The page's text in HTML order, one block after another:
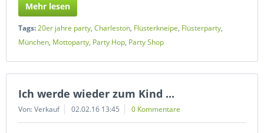
Mehr lesen
Tags:20er jahre party, Charleston, Flüsterkneipe, Flüsterparty,
München, Mottoparty, Party Hop, Party Shop
Ich werde wieder zum Kind ...
Von: Verkauf 02.02.16 13:45 0 Kommentare